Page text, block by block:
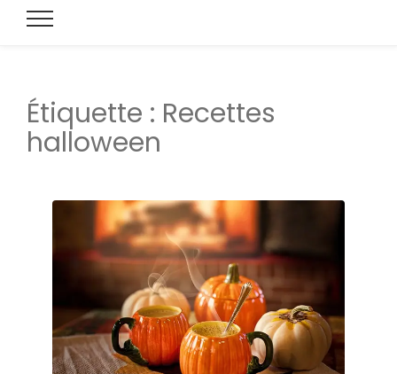
Étiquette : Recettes
halloween